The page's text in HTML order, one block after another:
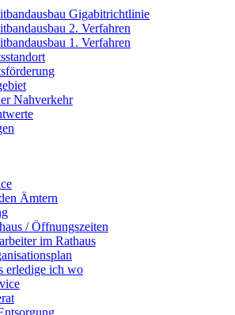
Gigabitrichtlinie
2. Verfahren
1. Verfahren
Nahverkehr
Ämtern
/ Öffnungszeiten
im Rathaus
erledige ich wo